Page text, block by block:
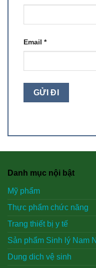
Email *
Danh mục nội bật
Mỹ phẩm
Thực phẩm chức năng
Trang thiết bị y tế
Sản phẩm Sinh lý Nam
Dung dich vệ sinh